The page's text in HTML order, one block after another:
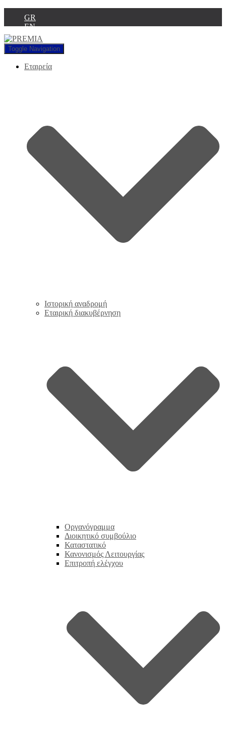
GR
EN
Toggle Navigation
Εταιρεία
Ιστορική αναδρομή
Εταιρική διακυβέρνηση
Οργανόγραμμα
Διοικητικό συμβούλιο
Καταστατικό
Κανονισμός Λειτουργίας
Επιτροπή ελέγχου